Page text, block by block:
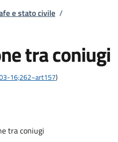
e stato civile /
tra coniugi
16;262~art157)
tra coniugi